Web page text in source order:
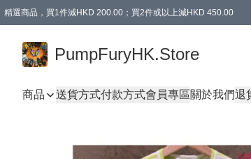
精選商品，買1件減HKD 200.00；買2件或以上減HKD 450.00
PumpFuryHK.Store
商品 送貨方式付款方式會員專區關於我們退